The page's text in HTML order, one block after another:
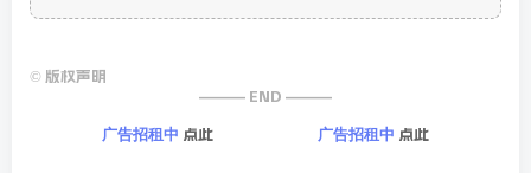
© 版权声明
——— END ———
广告招租中 点此 广告招租中 点此